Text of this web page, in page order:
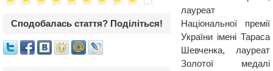
Сподобалась стаття? Поділіться!
лауреат
Національної премії
України імені Тараса
Шевченка, лауреат
Золотої медалі